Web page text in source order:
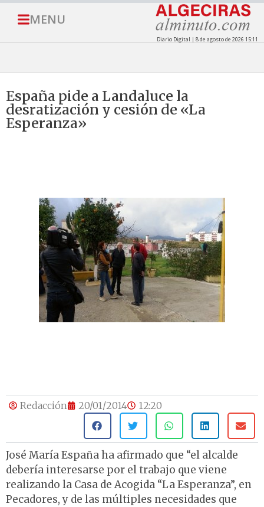
MENU
Diario Digital | 8 de agosto de 2026 15:11
España pide a Landaluce la
desratización y cesión de «La
Esperanza»
Redacción 20/01/2014 12:20
José María España ha afirmado que “el alcalde
debería interesarse por el trabajo que viene
realizando la Casa de Acogida “La Esperanza”, en
Pecadores, y de las múltiples necesidades que